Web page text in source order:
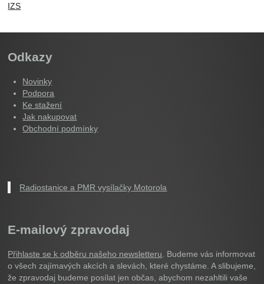
IZS
Odkazy
Novinky
Podpora
Ke stažení
Jak nakupovat
Obchodní podmínky
Radiostanice a PMR vysílačky Motorola
E-mailový zpravodaj
Přihlaste se k odběru našeho newsletteru . Budeme vás informovat
o všech zajímavých akcích a slevách, které chystáme. A slibujeme,
že zpravodaj budeme posílat jen občas, abychom nezahltili vaše